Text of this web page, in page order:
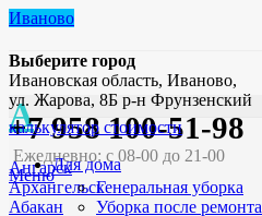
Иваново
Выберите город
А
Ангарск
Архангельск
Абакан
Ивановская область, Иваново,
ул. Жарова, 8Б р-н Фрунзенский
+7 958 100-51-98
Ежедневно: с 08-00 до 21-00
Меню
калькулятор стоимости
Для дома
Генеральная уборка
Уборка после ремонта